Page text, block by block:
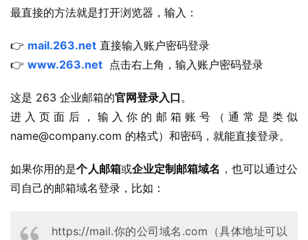
最直接的方法就是打开浏览器，输入：
👉 mail.263.net 直接输入账户密码登录
👉 www.263.net
  点击右上角，输入账户密码登录
这是 263 企业邮箱的官网登录入口。
进入页面后，输入你的邮箱账号（通常是类似
name@company.com 的格式）和密码，就能直接登录。
如果你用的是个人邮箱或企业定制邮箱域名 ，也可以通过公
司自己的邮箱域名登录，比如：
https://mail.你的公司域名.com（具体地址可以